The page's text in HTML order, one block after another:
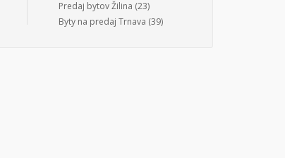
Predaj bytov Žilina (23)
Byty na predaj Trnava (39)